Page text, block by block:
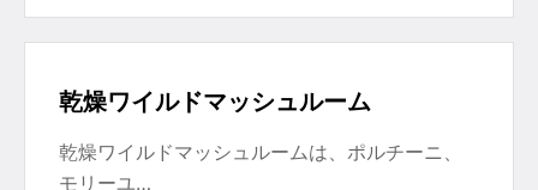
乾燥ワイルドマッシュルーム
乾燥ワイルドマッシュルームは、ポルチーニ、
モリーユ…